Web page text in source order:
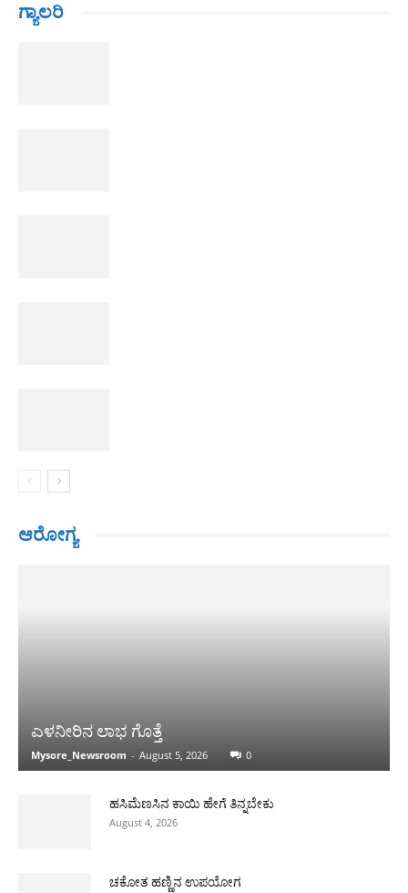
ಗ್ಯಾಲರಿ
ಆರೋಗ್ಯ
ಎಳನೀರಿನ ಲಾಭ ಗೊತ್ತೆ
Mysore_Newsroom - August 5, 2026 0
ಹಸಿಮೆಣಸಿನ ಕಾಯಿ ಹೇಗೆ ತಿನ್ನಬೇಕು
August 4, 2026
ಚಕೋತ ಹಣ್ಣಿನ ಉಪಯೋಗ